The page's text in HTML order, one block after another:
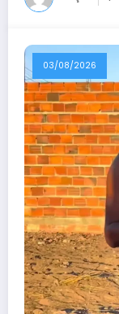
03/08/2026